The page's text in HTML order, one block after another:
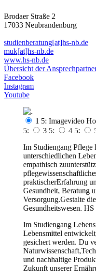
Brodaer Straße 2
17033 Neubrandenburg
studienberatung[at]hs-nb.de
muk[at]hs-nb.de
www.hs-nb.de
Übersicht der
Facebook
Instagram
Youtube
1 5: Imagevideo
5:
3 5: 4 5:
Im Studiengang Pflege
unterschiedlichen
empathisch
praktischerErfahrung
Gesundheit, Beratung
Versorgung.Gestalte
Gesundheitswesen.
Im Studiengang
Lebensmittel
gesichert werden. Du
und nachhaltige
Zukunft unserer